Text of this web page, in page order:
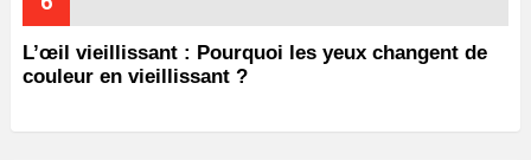
L’œil vieillissant : Pourquoi les yeux changent de
couleur en vieillissant ?